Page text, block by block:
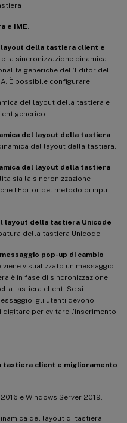
e IME
layout della tastiera client e
la sincronizzazione dinamica
generiche dell’Editor del
È possibile configurare:
del layout della tastiera e
generico.
del layout della tastiera
del layout della tastiera.
del layout della tastiera
sia la sincronizzazione
l’Editor del metodo di input
layout della tastiera Unicode
della tastiera Unicode.
pop-up di cambio
visualizzato un messaggio
è in fase di sincronizzazione
tastiera client. Se si
gli utenti devono
per evitare l’inserimento
tastiera client e miglioramento
e Windows Server 2019.
del layout di tastiera